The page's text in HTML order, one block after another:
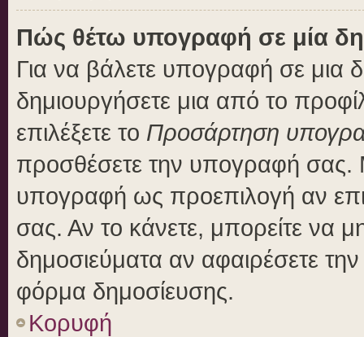
Πώς θέτω υπογραφή σε μία
Για να βάλετε υπογραφή σε μια
δημιουργήσετε μια από το
επιλέξετε το Προσάρτηση
προσθέσετε την υπογραφή σας.
υπογραφή ως προεπιλογή αν
σας. Αν το κάνετε, μπορείτε να
δημοσιεύματα αν αφαιρέσετε
φόρμα δημοσίευσης.
Κορυφή